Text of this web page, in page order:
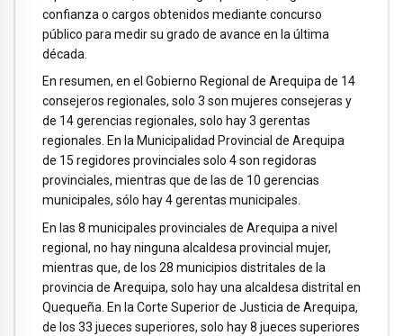
confianza o cargos obtenidos mediante concurso
público para medir su grado de avance en la última
década.
En resumen, en el Gobierno Regional de Arequipa de 14
consejeros regionales, solo 3 son mujeres consejeras y
de 14 gerencias regionales, solo hay 3 gerentas
regionales. En la Municipalidad Provincial de Arequipa
de 15 regidores provinciales solo 4 son regidoras
provinciales, mientras que de las de 10 gerencias
municipales, sólo hay 4 gerentas municipales.
En las 8 municipales provinciales de Arequipa a nivel
regional, no hay ninguna alcaldesa provincial mujer,
mientras que, de los 28 municipios distritales de la
provincia de Arequipa, solo hay una alcaldesa distrital en
Quequeña. En la Corte Superior de Justicia de Arequipa,
de los 33 jueces superiores, solo hay 8 jueces superiores